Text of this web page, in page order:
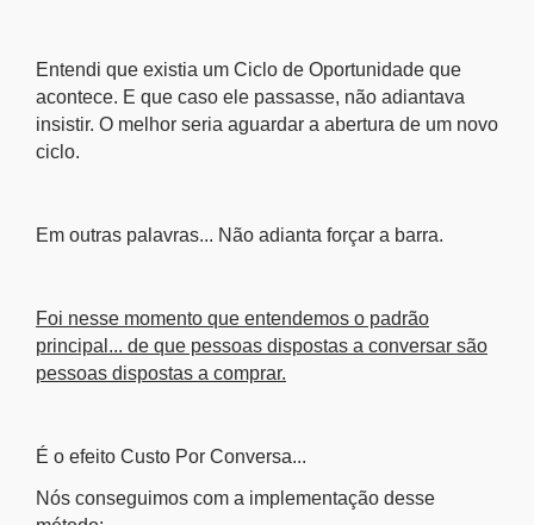
Entendi que existia um Ciclo de Oportunidade que
acontece. E que caso ele passasse, não adiantava
insistir. O melhor seria aguardar a abertura de um novo
ciclo.
Em outras palavras... Não adianta forçar a barra.
Foi nesse momento que entendemos o padrão
principal... de que pessoas dispostas a conversar são
pessoas dispostas a comprar.
É o efeito Custo Por Conversa...
Nós conseguimos com a implementação desse